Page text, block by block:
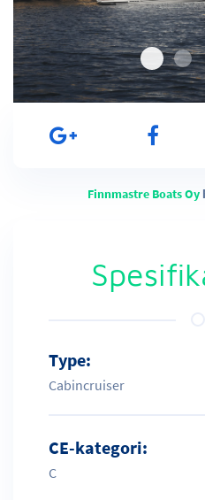
Finnmastre Boats Oy
Type:
Cabincruiser
CE-kategori:
C